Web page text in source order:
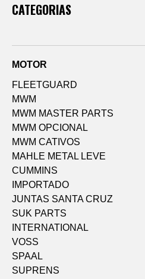
CATEGORIAS
MOTOR
FLEETGUARD
MWM
MWM MASTER PARTS
MWM OPCIONAL
MWM CATIVOS
MAHLE METAL LEVE
CUMMINS
IMPORTADO
JUNTAS SANTA CRUZ
SUK PARTS
INTERNATIONAL
VOSS
SPAAL
SUPRENS